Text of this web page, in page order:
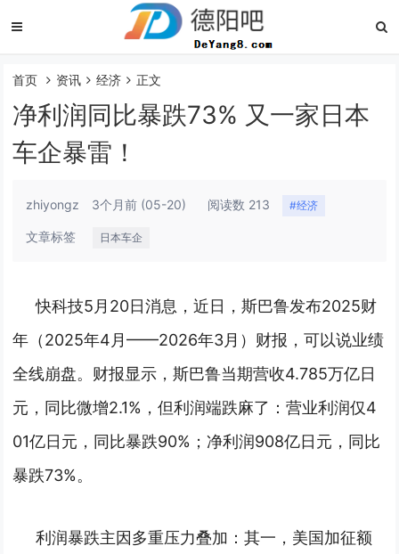
首页 资讯 经济 正文
净利润同比暴跌73% 又一家日本
车企暴雷！
zhiyongz 3个月前 (05-20) 阅读数 213 #经济
文章标签 日本车企
快科技5月20日消息，近日，斯巴鲁发布2025财
年（2025年4月——2026年3月）财报，可以说业绩
全线崩盘。 财报显示，斯巴鲁当期营收4.785万亿日
元，同比微增2.1%，但利润端跌麻了：营业利润仅4
01亿日元，同比暴跌90%；净利润908亿日元，同比
暴跌73%。
利润暴跌主因多重压力叠加：其一，美国加征额